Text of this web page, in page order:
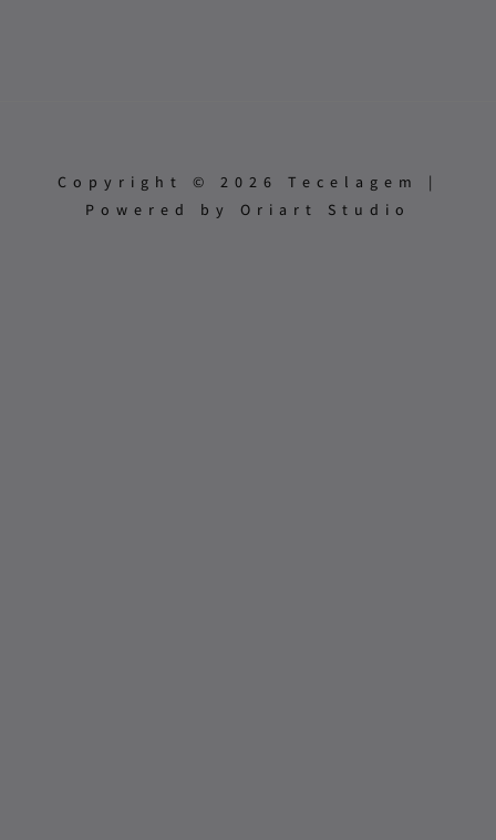
Copyright © 2026 Tecelagem |
Powered by Oriart Studio